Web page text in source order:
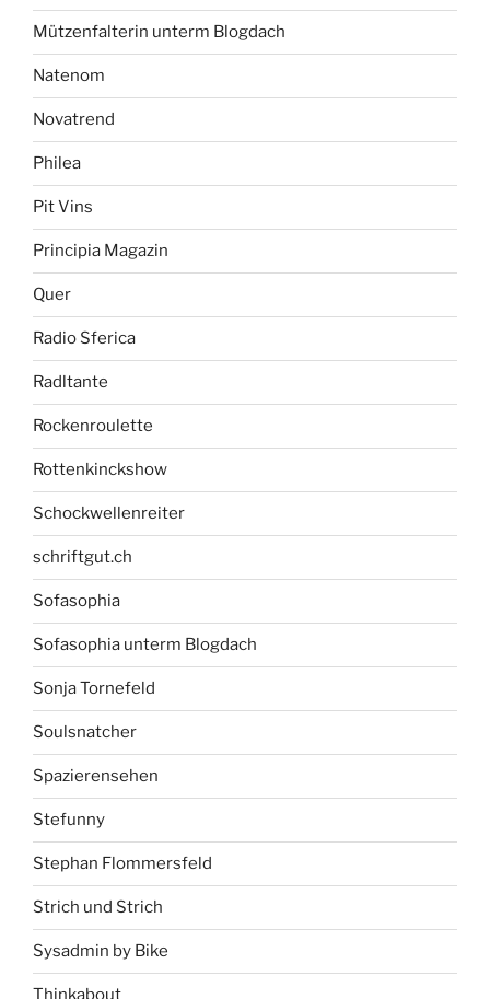
Mützenfalterin unterm Blogdach
Natenom
Novatrend
Philea
Pit Vins
Principia Magazin
Quer
Radio Sferica
Radltante
Rockenroulette
Rottenkinckshow
Schockwellenreiter
schriftgut.ch
Sofasophia
Sofasophia unterm Blogdach
Sonja Tornefeld
Soulsnatcher
Spazierensehen
Stefunny
Stephan Flommersfeld
Strich und Strich
Sysadmin by Bike
Thinkabout